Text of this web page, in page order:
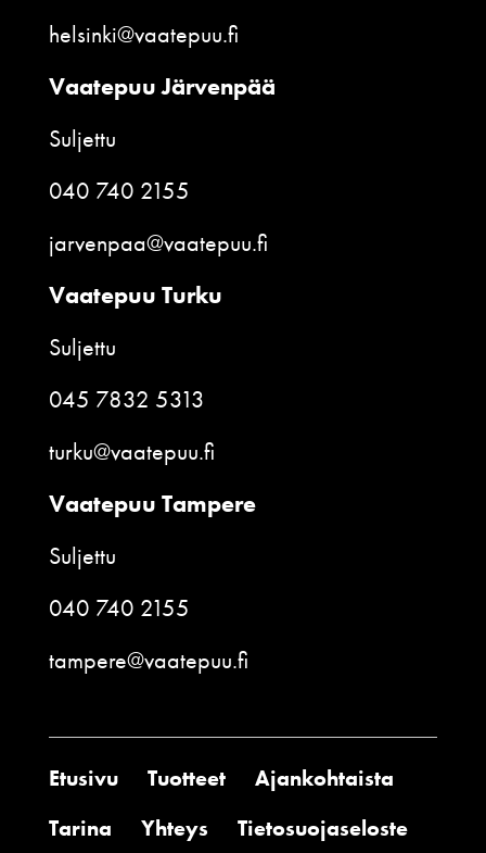
helsinki@vaatepuu.fi
Vaatepuu Järvenpää
Suljettu
040 740 2155
jarvenpaa@vaatepuu.fi
Vaatepuu Turku
Suljettu
045 7832 5313
turku@vaatepuu.fi
Vaatepuu Tampere
Suljettu
040 740 2155
tampere@vaatepuu.fi
Etusivu Tuotteet
Ajankohtaista
Tarina
Yhteys Tietosuojaseloste